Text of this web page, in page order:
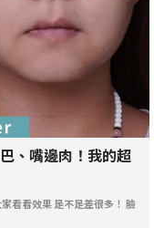
、嘴邊肉！我的超
看看效果 是不是差很多！ 臉